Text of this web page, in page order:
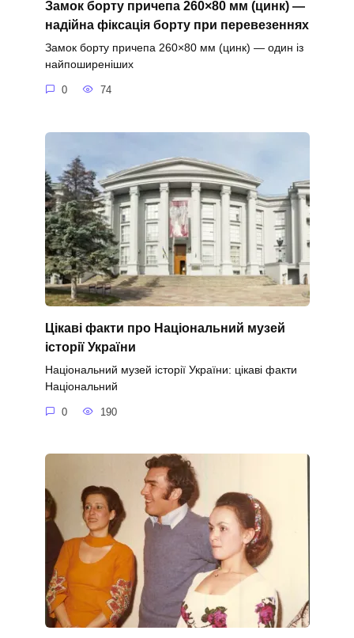
Замок борту причепа 260×80 мм (цинк) —
надійна фіксація борту при перевезеннях
Замок борту причепа 260×80 мм (цинк) — один із
найпоширеніших
0 74
Цікаві факти про Національний музей
історії України
Національний музей історії України: цікаві факти
Національний
0 190